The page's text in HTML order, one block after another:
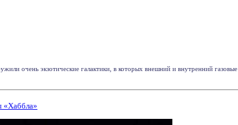
очень экзотические галактики, в которых внешний и внутренний газовые
«Хаббла»